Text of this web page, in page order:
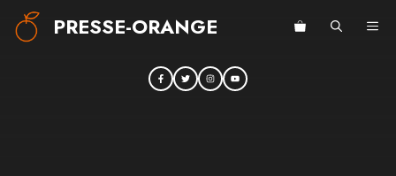
Aller
PRESSE-ORANGE